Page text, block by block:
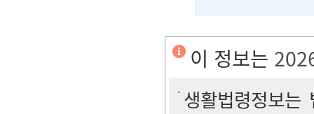
이 정보는
생활법령정보